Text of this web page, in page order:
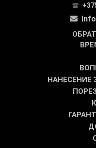
НАНЕСЕНИЕ